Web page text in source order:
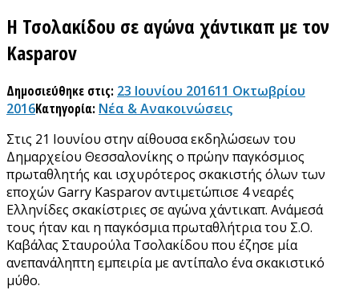
Η Τσολακίδου σε αγώνα χάντικαπ με τον
Kasparov
Δημοσιεύθηκε στις: 23 Ιουνίου 201611 Οκτωβρίου
2016Κατηγορία: Νέα & Ανακοινώσεις
Στις 21 Ιουνίου στην αίθουσα εκδηλώσεων του
Δημαρχείου Θεσσαλονίκης ο πρώην παγκόσμιος
πρωταθλητής και ισχυρότερος σκακιστής όλων των
εποχών Garry Kasparov αντιμετώπισε 4 νεαρές
Ελληνίδες σκακίστριες σε αγώνα χάντικαπ. Ανάμεσά
τους ήταν και η παγκόσμια πρωταθλήτρια του Σ.Ο.
Καβάλας Σταυρούλα Τσολακίδου που έζησε μία
ανεπανάληπτη εμπειρία με αντίπαλο ένα σκακιστικό
μύθο.